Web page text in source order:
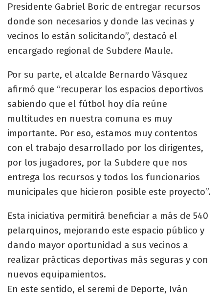
Presidente Gabriel Boric de entregar recursos
donde son necesarios y donde las vecinas y
vecinos lo están solicitando”, destacó el
encargado regional de Subdere Maule.
Por su parte, el alcalde Bernardo Vásquez
afirmó que “recuperar los espacios deportivos
sabiendo que el fútbol hoy día reúne
multitudes en nuestra comuna es muy
importante. Por eso, estamos muy contentos
con el trabajo desarrollado por los dirigentes,
por los jugadores, por la Subdere que nos
entrega los recursos y todos los funcionarios
municipales que hicieron posible este proyecto”.
Esta iniciativa permitirá beneficiar a más de 540
pelarquinos, mejorando este espacio público y
dando mayor oportunidad a sus vecinos a
realizar prácticas deportivas más seguras y con
nuevos equipamientos.
En este sentido, el seremi de Deporte, Iván